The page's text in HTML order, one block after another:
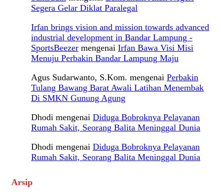
Segera Gelar Diklat Paralegal
Irfan brings vision and mission towards advanced
industrial development in Bandar Lampung -
SportsBeezer mengenai Irfan Bawa Visi Misi
Menuju Perbakin Bandar Lampung Maju
Agus Sudarwanto, S.Kom. mengenai Perbakin
Tulang Bawang Barat Awali Latihan Menembak
Di SMKN Gunung Agung
Dhodi mengenai Diduga Bobroknya Pelayanan
Rumah Sakit, Seorang Balita Meninggal Dunia
Dhodi mengenai Diduga Bobroknya Pelayanan
Rumah Sakit, Seorang Balita Meninggal Dunia
Arsip